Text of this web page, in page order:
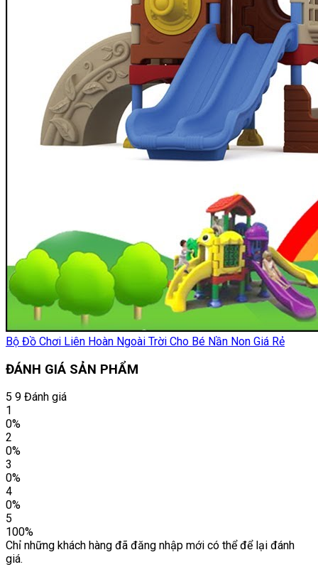
Bộ Đồ Chơi Liên Hoàn Ngoài Trời Cho Bé Nần Non Giá Rẻ
ĐÁNH GIÁ SẢN PHẨM
5 9 Đánh giá
1
0%
2
0%
3
0%
4
0%
5
100%
Chỉ những khách hàng đã đăng nhập mới có thể để lại đánh
giá.